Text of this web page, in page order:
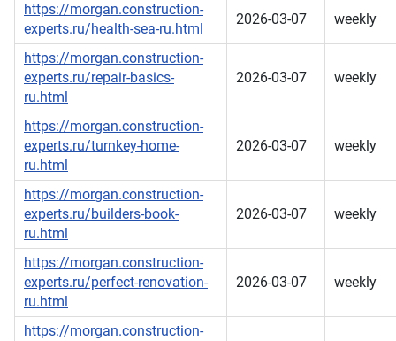
https://morgan.construction-
experts.ru/health-sea-ru.html
2026-03-07 weekly
https://morgan.construction-
experts.ru/repair-basics-
ru.html
2026-03-07 weekly
https://morgan.construction-
experts.ru/turnkey-home-
ru.html
2026-03-07 weekly
https://morgan.construction-
experts.ru/builders-book-
ru.html
2026-03-07 weekly
https://morgan.construction-
experts.ru/perfect-renovation-
ru.html
2026-03-07 weekly
https://morgan.construction-